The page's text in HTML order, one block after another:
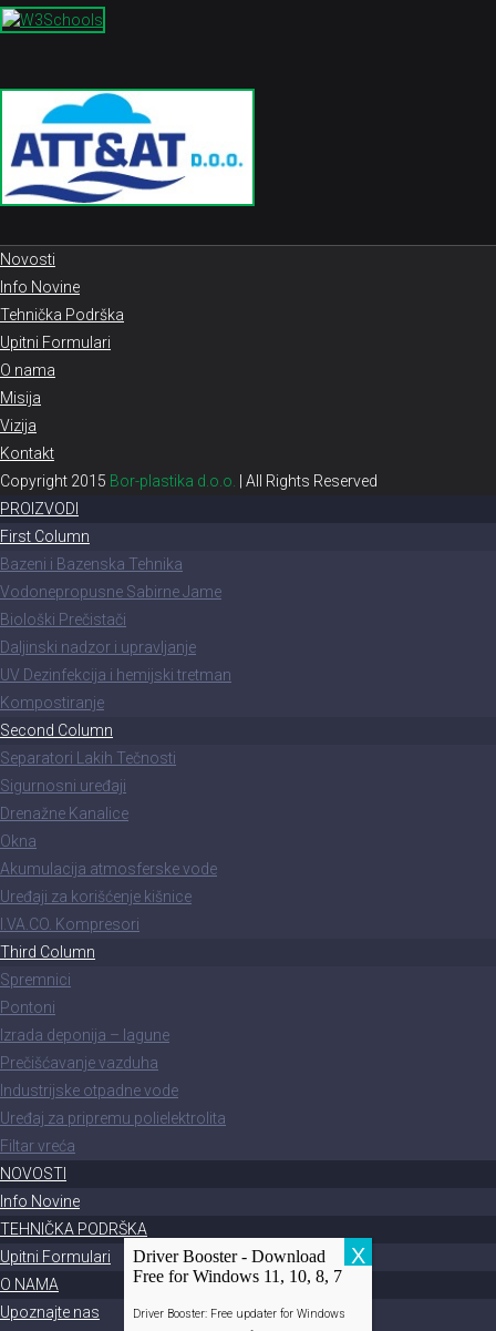
X
Driver Booster - Download
Free for Windows 11, 10, 8, 7
Driver Booster: Free updater for Windows
Novosti
Info Novine
Tehnička Podrška
Upitni Formulari
O nama
Misija
Vizija
Kontakt
Copyright 2015 Bor-plastika d.o.o.
| All Rights Reserved
PROIZVODI
First Column
Bazeni i Bazenska Tehnika
Vodonepropusne Sabirne Jame
Biološki Prečistači
Daljinski nadzor i upravljanje
UV Dezinfekcija i hemijski tretman
Kompostiranje
Second Column
Separatori Lakih Tečnosti
Sigurnosni uređaji
Drenažne Kanalice
Okna
Akumulacija atmosferske vode
Uređaji za korišćenje kišnice
I.VA.CO. Kompresori
Third Column
Spremnici
Pontoni
Izrada deponija – lagune
Prečišćavanje vazduha
Industrijske otpadne vode
Uređaj za pripremu polielektrolita
Filtar vreća
NOVOSTI
Info Novine
TEHNIČKA PODRŠKA
Upitni Formulari
O NAMA
Upoznajte nas